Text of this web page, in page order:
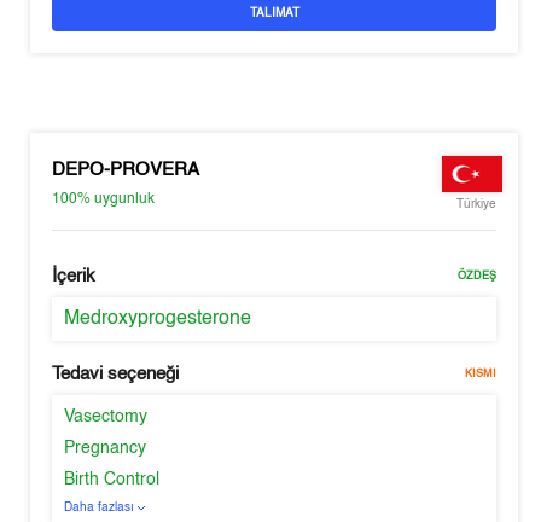
TALIMAT
DEPO-PROVERA
100%uygunluk Türkiye
İçerik ÖZDEŞ
Medroxyprogesterone
Tedavi seçeneği KISMI
Vasectomy
Pregnancy
Birth Control
Daha fazlası